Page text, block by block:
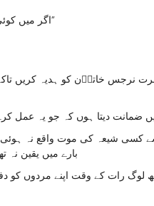
“اگر میں کوئی حکم دوں تو کیا آپ عمل کریں گے؟”
خاتوؑن کو ہدیہ کریں تاکہ
سے کسی شیعہ کی موت واقع نہ
بارے میں یقین نہ
رات کے وقت اپنے مردوں کو